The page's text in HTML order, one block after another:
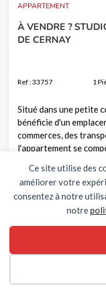
Ce site utilise des
améliorer votre
consentez à notre
notre
APPARTEMENT
À VENDRE ?
DE CERNAY
Ref : 33757 1
Situé dans une petite
bénéficie d'un
commerces, des
l'appartement se